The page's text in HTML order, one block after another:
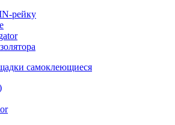
рейку
самоклеющиеся